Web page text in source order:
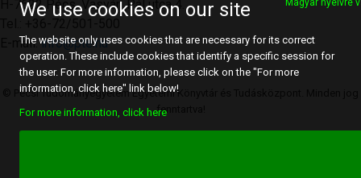
H-7622 Pécs, Vasvári Pál utca 4.
E-mail:info@pte.hu
© Pécsi Tudományegyetem Egyetemi Könyvtár és Tudásközpont. Minden jog
fenntartva!
We use cookies on our site Magyar nyelvre
The website only uses cookies that are necessary for its correct
operation. These include cookies that identify a specific session for
the user. For more information, please click on the "For more
information, click here" link below!
For more information, click here